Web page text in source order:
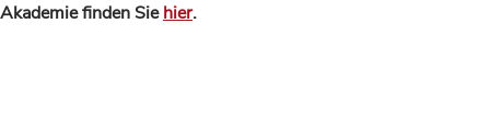
Akademie finden Siehier.